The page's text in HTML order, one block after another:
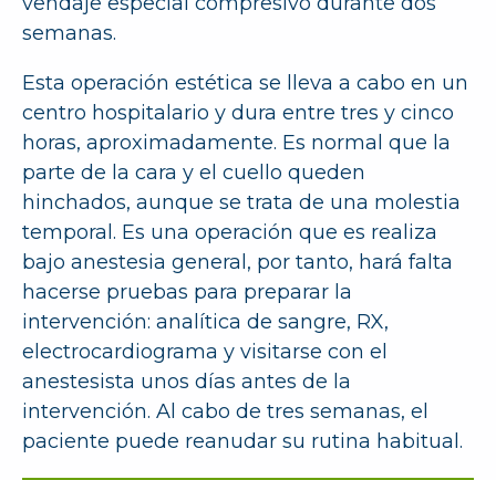
semanas.
Esta operación estética se lleva a cabo en un
centro hospitalario y dura entre tres y cinco
horas, aproximadamente. Es normal que la
parte de la cara y el cuello queden
hinchados, aunque se trata de una molestia
temporal. Es una operación que es realiza
bajo anestesia general, por tanto, hará falta
hacerse pruebas para preparar la
intervención: analítica de sangre, RX,
electrocardiograma y visitarse con el
anestesista unos días antes de la
intervención. Al cabo de tres semanas, el
paciente puede reanudar su rutina habitual.